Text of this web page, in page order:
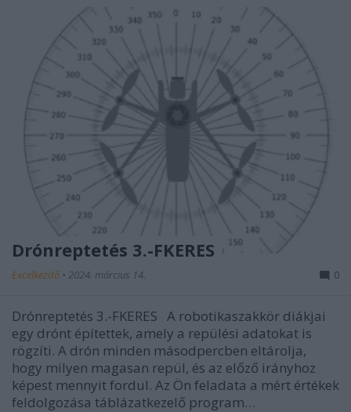
Drónreptetés 3.-FKERES
Excelkezdő • 2024. március 14. 0
Drónreptetés 3.-FKERES A robotikaszakkör diákjai
egy drónt építettek, amely a repülési adatokat is
rögzíti. A drón minden másodpercben eltárolja,
hogy milyen magasan repül, és az előző irányhoz
képest mennyit fordul. Az Ön feladata a mért értékek
feldolgozása táblázatkezelő program…